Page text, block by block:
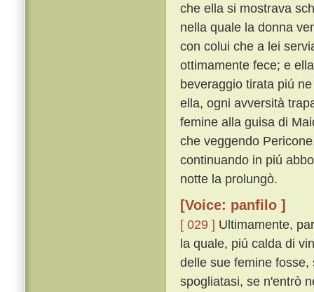
che ella si mostrava
nella quale la donna
con colui che a lei
ottimamente fece; e
beveraggio tirata piú
ella, ogni avversità
femine alla guisa di
che veggendo
continuando in piú
notte la prolungò.
[Voice: panfilo ]
[ 029 ] Ultimamente,
la quale, piú calda di
delle sue femine
spogliatasi, se n'entrò